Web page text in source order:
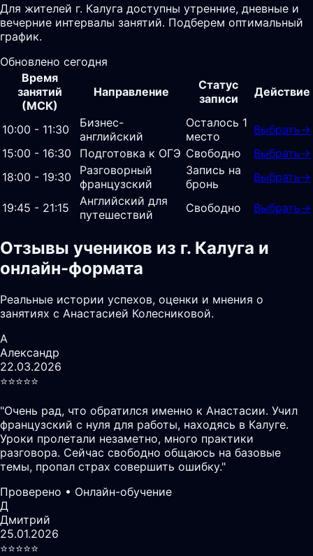
Для жителей г. Калуга доступны утренние, дневные и
вечерние интервалы занятий. Подберем оптимальный
график.
Обновлено сегодня
Время
занятий
(МСК)
Направление
Статус
записи
Действие
10:00 - 11:30
Бизнес-
английский
Осталось 1
место
Выбрать→
15:00 - 16:30
Подготовка к ОГЭ Свободно Выбрать→
18:00 - 19:30
Разговорный
французский
Запись на
бронь
Выбрать→
19:45 - 21:15
Английский для
путешествий
Свободно Выбрать→
Отзывы учеников из г. Калуга и
онлайн-формата
Реальные истории успехов, оценки и мнения о
занятиях с Анастасией Колесниковой.
А
Александр
22.03.2026
⭐️⭐️⭐️⭐️⭐️
"Очень рад, что обратился именно к Анастасии. Учил
французский с нуля для работы, находясь в Калуге.
Уроки пролетали незаметно, много практики
разговора. Сейчас свободно общаюсь на базовые
темы, пропал страх совершить ошибку."
Проверено • Онлайн-обучение
Д
Дмитрий
25.01.2026
⭐️⭐️⭐️⭐️⭐️